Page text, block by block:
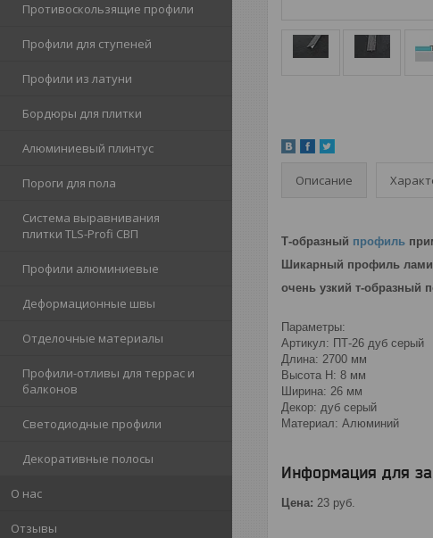
Противоскользящие профили
Профили для ступеней
Профили из латуни
Бордюры для плитки
Алюминиевый плинтус
Пороги для пола
Система выравнивания
плитки TLS-Profi СВП
Профили алюминиевые
Деформационные швы
Отделочные материалы
Профили-отливы для террас и
балконов
Светодиодные профили
Декоративные полосы
О нас
Отзывы
Описание
Т-образный профиль
Шикарный профиль
очень узкий т-образный
Параметры:
Артикул: ПТ-26 дуб серый
Длина: 2700 мм
Высота Н: 8 мм
Ширина: 26 мм
Декор: дуб серый
Материал: Алюминий
Информация для
Цена: 23 руб.